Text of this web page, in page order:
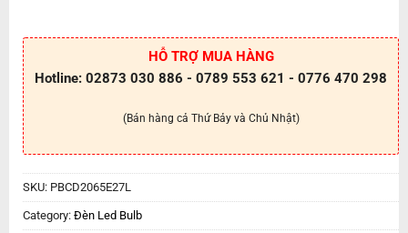
HỖ TRỢ MUA HÀNG
Hotline: 02873 030 886 - 0789 553 621 - 0776 470 298
(Bán hàng cả Thứ Bảy và Chủ Nhật)
SKU: PBCD2065E27L
Category: Đèn Led Bulb